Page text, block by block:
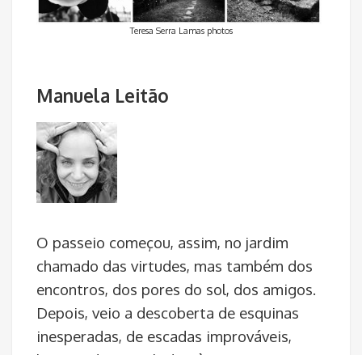
Manuela Leitão
O passeio começou, assim, no jardim
chamado das virtudes, mas também dos
encontros, dos pores do sol, dos amigos.